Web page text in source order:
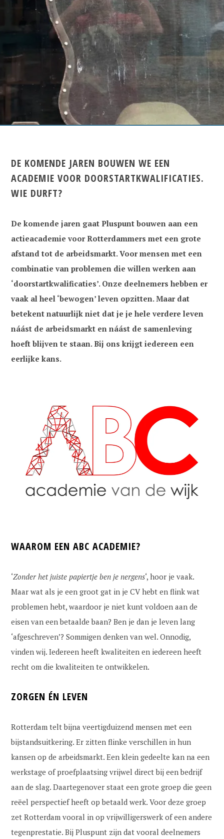
DE KOMENDE JAREN BOUWEN WE EEN
ACADEMIE VOOR DOORSTARTKWALIFICATIES.
WIE DURFT?
De komende jaren gaat Pluspunt bouwen aan een
actieacademie voor Rotterdammers met een grote
afstand tot de arbeidsmarkt. Voor mensen met een
combinatie van problemen die willen werken aan
‘doorstartkwalificaties’. Onze deelnemers hebben er
vaak al heel ‘bewogen’ leven opzitten. Maar dat
betekent natuurlijk niet dat je je hele verdere leven
náást de arbeidsmarkt en náást de samenleving
hoeft blijven te staan. Bij ons krijgt iedereen een
eerlijke kans.
WAAROM EEN ABC ACADEMIE?
‘Zonder het juiste papiertje ben je nergens‘, hoor je vaak.
Maar wat als je een groot gat in je CV hebt en flink wat
problemen hebt, waardoor je niet kunt voldoen aan de
eisen van een betaalde baan? Ben je dan je leven lang
‘afgeschreven’? Sommigen denken van wel. Onnodig,
vinden wij. Iedereen heeft kwaliteiten en iedereen heeft
recht om die kwaliteiten te ontwikkelen.
ZORGEN ÉN LEVEN
Rotterdam telt bijna veertigduizend mensen met een
bijstandsuitkering. Er zitten flinke verschillen in hun
kansen op de arbeidsmarkt. Een klein gedeelte kan na een
werkstage of proefplaatsing vrijwel direct bij een bedrijf
aan de slag. Daartegenover staat een grote groep die geen
reëel perspectief heeft op betaald werk. Voor deze groep
zet Rotterdam vooral in op vrijwilligerswerk of een andere
tegenprestatie. Bij Pluspunt zijn dat vooral deelnemers